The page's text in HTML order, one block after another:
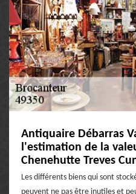
Antiquaire Débarras
l'estimation de la
Chenehutte Treves
Les différents biens qui sont
peuvent ne pas être inutiles et